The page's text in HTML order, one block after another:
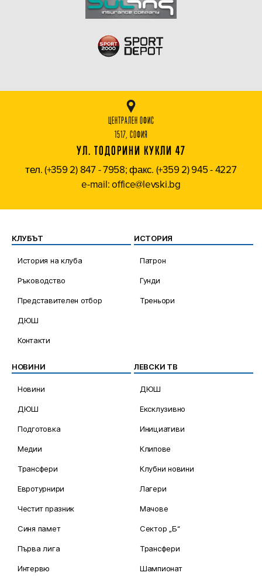
ЦЕНТРАЛЕН ОФИС
1517, СОФИЯ
УЛ. ТОДОРИНИ КУКЛИ 47
тел. (+359 2) 847 - 7958; факс. (+359 2) 945 - 4227
e-mail: office@levski.bg
КЛУБЪТ
История на клуба
Ръководство
Представителен отбор
ДЮШ
Контакти
ИСТОРИЯ
Патрон
Гунди
Треньори
НОВИНИ
Новини
ДЮШ
Подготовка
Медии
Трансфери
Евротурнири
Честит празник
Синя памет
Първа лига
Интервю
ЛЕВСКИ ТВ
ДЮШ
Ексклузивно
Инициативи
Клипове
Клубни новини
Лагери
Мачове
Сектор „Б“
Трансфери
Шампионат